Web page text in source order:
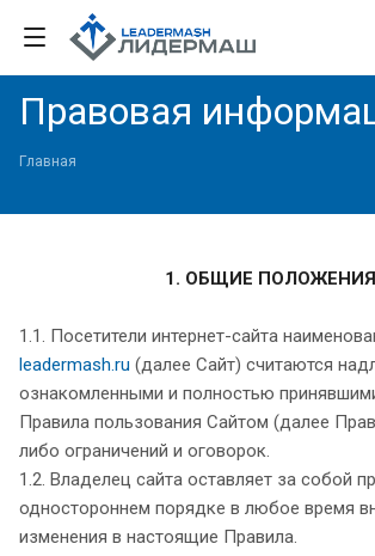
Правовая
Главная
1. ОБЩИЕ ПОЛОЖЕНИЯ
1.1. Посетители интернет-сайта
leadermash.ru (далее Сайт) считаются
ознакомленными и полностью
Правила пользования Сайтом (далее
либо ограничений и оговорок.
1.2. Владелец сайта оставляет за собой
одностороннем порядке в любое время
изменения в настоящие Правила.